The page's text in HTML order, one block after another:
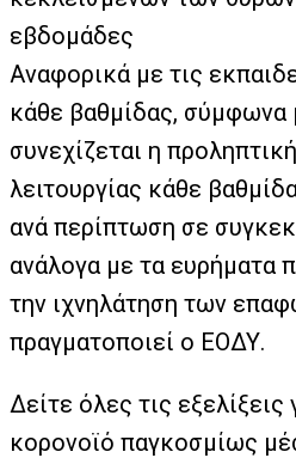
εβδομάδες
Αναφορικά με τις
κάθε βαθμίδας, σύμφωνα
συνεχίζεται η
λειτουργίας κάθε
ανά περίπτωση σε
ανάλογα με τα ευρήματα
την ιχνηλάτηση των
πραγματοποιεί ο ΕΟΔΥ.
Δείτε όλες τις
κορονοϊό παγκοσμίως